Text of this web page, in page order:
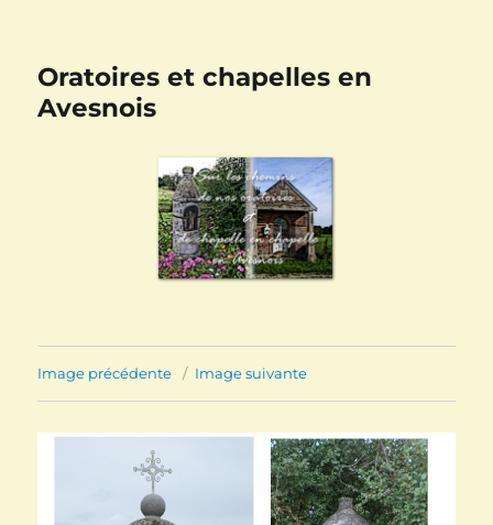
Oratoires et chapelles en
Avesnois
Image précédente Image suivante